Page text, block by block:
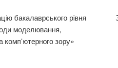
бакалаврського рівня
моделювання,
комп’ютерного зору»